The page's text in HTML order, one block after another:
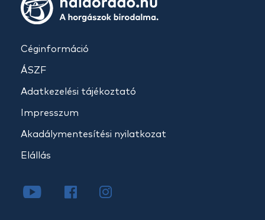
Céginformáció
ÁSZF
Adatkezelési tájékoztató
Impresszum
Akadálymentesítési nyilatkozat
Elállás